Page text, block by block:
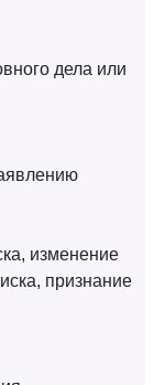
дела или
изменение
признание